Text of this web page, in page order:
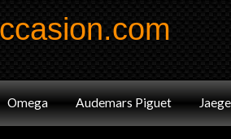
Marques Annonces
Omega Audemars Piguet